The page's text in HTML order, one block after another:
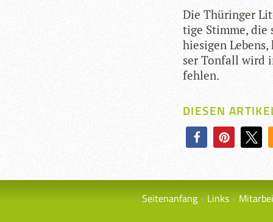
Die Thü­rin­ger
tige Stimme, die
hie­si­gen
ser Ton­fall wird
fehlen.
DIESEN
Seitenanfang Links